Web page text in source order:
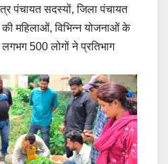
पंचायत सदस्यों, जिला पंचायत
महिलाओं, विभिन्न योजनाओं के
500 लोगों ने प्रतिभाग